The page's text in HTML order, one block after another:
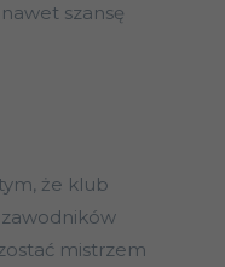
szansę
że klub
zawodników
mistrzem